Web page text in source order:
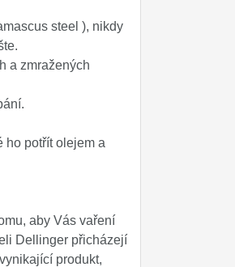
steel ), nikdy
a zmražených
ho potřít olejem a
aby Vás vaření
Dellinger přicházejí
produkt,